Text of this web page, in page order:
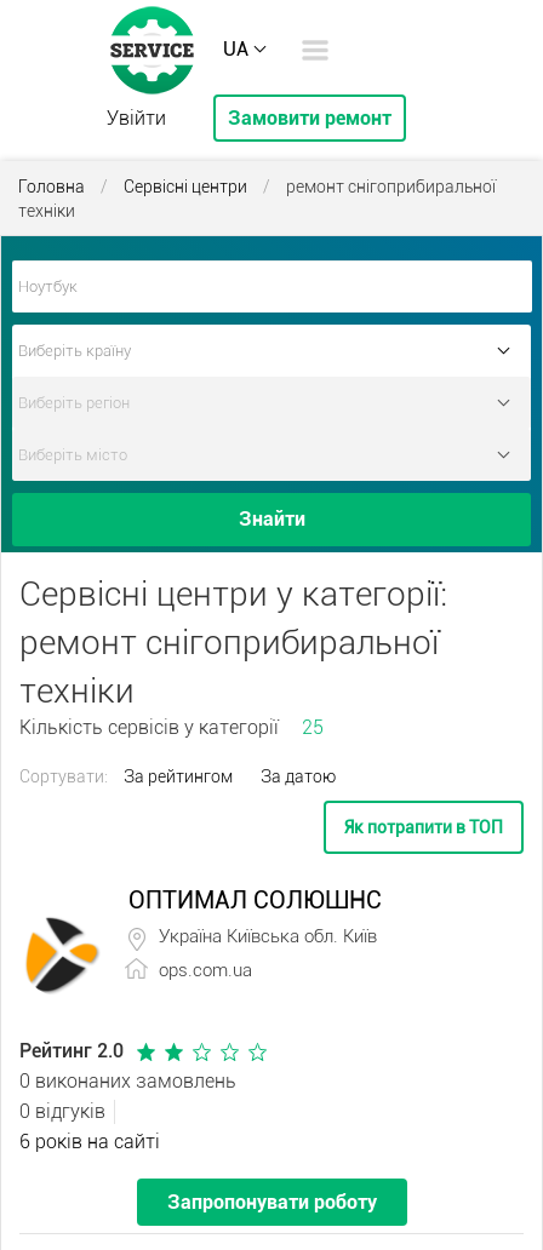
UA
Увійти Замовити ремонт
Головна / Сервісні центри /
ремонт снігоприбиральної
техніки
Знайти
Сервісні центри у категорії:
ремонт снігоприбиральної
техніки
Кількість сервісів у категорії 25
Сортувати: За рейтингом За датою
Як потрапити в ТОП
ОПТИМАЛ СОЛЮШНС
Україна Київська обл. Київ
ops.com.ua
Рейтинг 2.0
0 виконаних замовлень
0 відгуків
6 років на сайті
Запропонувати роботу